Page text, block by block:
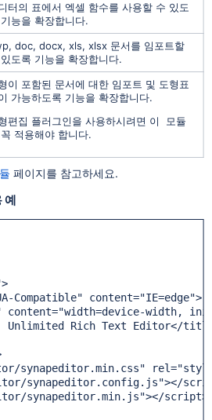
터의 표에서 엑셀 함수를 사용할 수 있도
능을 확장합니다.
doc, docx, xls, xlsx 문서를 임포트할
도록 기능을 확장합니다.
이 포함된 문서에 대한 임포트 및 도형표
가능하도록 기능을 확장합니다.
편집 플러그인을 사용하시려면 이 모듈
적용해야 합니다.
페이지를 참고하세요.
예
Compatible" content="IE=edge">
content="width=device-width,
Unlimited Rich Text Editor</
synapeditor.min.css"
synapeditor.config.js"></
synapeditor.min.js"></script>